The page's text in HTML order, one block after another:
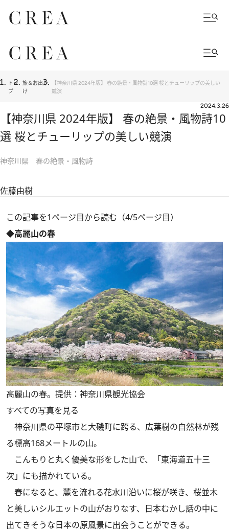
トッ
プ
旅＆お出か
け
【神奈川県 2024年版】 春の絶景・風物詩10選 桜とチューリップの美しい
競演
2024.3.26
【神奈川県 2024年版】 春の絶景・風物詩10
選 桜とチューリップの美しい競演
神奈川県 春の絶景・風物詩
佐藤由樹
この記事を1ページ目から読む（4/5ページ目）
◆高麗山の春
高麗山の春。提供：神奈川県観光協会
すべての写真を見る
神奈川県の平塚市と大磯町に跨る、広葉樹の自然林が残
る標高168メートルの山。
こんもりと丸く優美な形をした山で、「東海道五十三
次」にも描かれている。
春になると、麓を流れる花水川沿いに桜が咲き、桜並木
と美しいシルエットの山がおりなす、日本むかし話の中に
出てきそうな日本の原風景に出会うことができる。